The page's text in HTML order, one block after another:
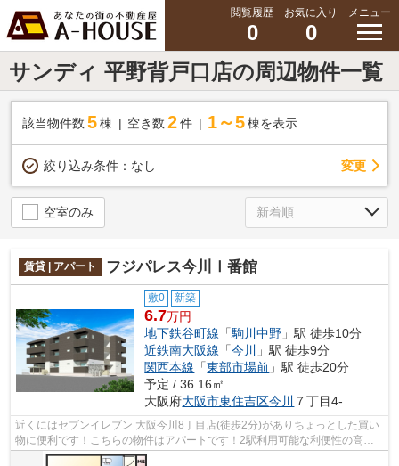
閲覧履歴
0
お気に入り
0
メニュー
サンディ 平野背戸口店の周辺物件一覧
該当物件数 5棟 空き数 2 件 1～5 棟を表示
絞り込み条件： なし 変更
空室のみ
賃貸 | アパート フジパレス今川Ⅰ番館
敷0 新築
6.7万円
地下鉄谷町線 「駒川中野 」駅 徒歩10分
近鉄南大阪線 「今川
」駅 徒歩9分
関西本線 「東部市場前 」駅 徒歩20分
予定 / 36.16㎡
大阪府大阪市東住吉区今川 ７丁目4-
近くにはセブンイレブン 大阪今川8丁目店(徒歩2分)がありちょっとした買い
物に便利です！こちらの物件はアパートです！2駅利用可能な利便性の高い
アパートです！当社イチオシの物件の...